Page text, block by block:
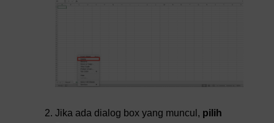
Jika ada dialog box yang muncul, pilih